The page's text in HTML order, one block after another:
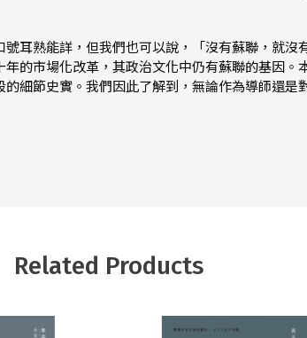
號耳熟能詳，但我們也可以說，「沒有蘇聯，就
的市場化改革，其政治文化中仍有蘇聯的基因
細節史實。我們因此了解到，無論作為導師還
Related Products